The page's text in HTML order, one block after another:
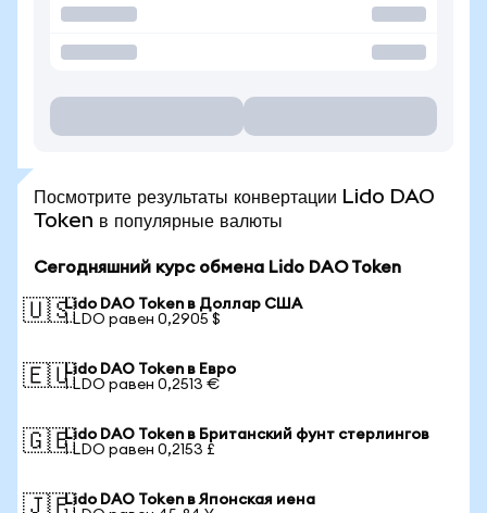
Посмотрите результаты конвертации Lido DAO
Token в популярные валюты
Сегодняшний курс обмена Lido DAO Token
🇺🇸Lido DAO Token в Доллар США
1 LDO равен 0,2905 $
🇪🇺Lido DAO Token в Евро
1 LDO равен 0,2513 €
🇬🇧Lido DAO Token в Британский фунт стерлингов
1 LDO равен 0,2153 £
🇯🇵Lido DAO Token в Японская иена